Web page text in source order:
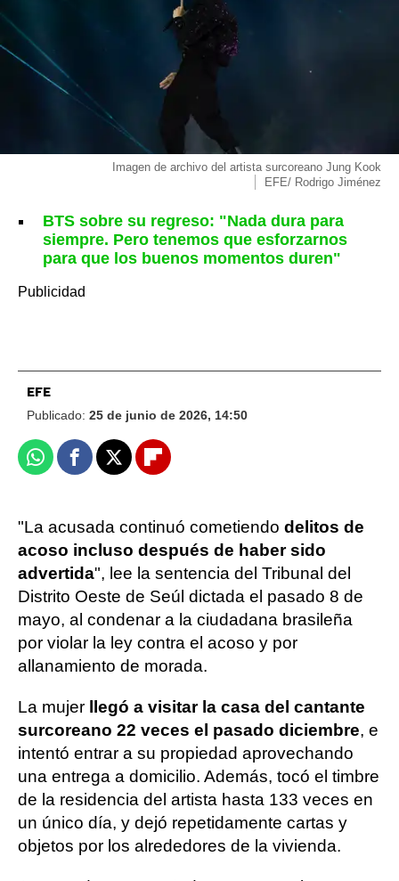
Imagen de archivo del artista surcoreano Jung Kook
EFE/ Rodrigo Jiménez
BTS sobre su regreso: "Nada dura para
siempre. Pero tenemos que esforzarnos
para que los buenos momentos duren"
EFE
Publicado: 25 de junio de 2026, 14:50
WhatsappFacebook
X Flipboard
"La acusada continuó cometiendo delitos de
acoso incluso después de haber sido
advertida", lee la sentencia del Tribunal del
Distrito Oeste de Seúl dictada el pasado 8 de
mayo, al condenar a la ciudadana brasileña
por violar la ley contra el acoso y por
allanamiento de morada.
La mujer llegó a visitar la casa del cantante
surcoreano 22 veces el pasado diciembre, e
intentó entrar a su propiedad aprovechando
una entrega a domicilio. Además, tocó el timbre
de la residencia del artista hasta 133 veces en
un único día, y dejó repetidamente cartas y
objetos por los alrededores de la vivienda.